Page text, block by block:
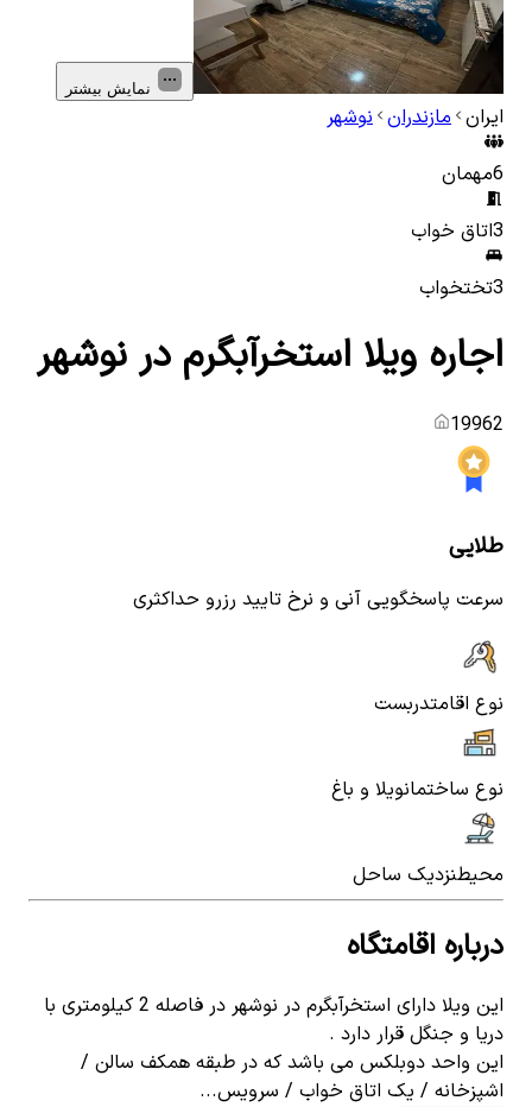
نمایش بیشتر
ایران مازندران نوشهر
6مهمان
3اتاق خواب
3تختخواب
اجاره ویلا استخرآبگرم در نوشهر
19962
طلایی
سرعت پاسخگویی آنی و نرخ تایید رزرو حداکثری
نوع اقامتدربست
نوع ساختمانویلا و باغ
محیطنزدیک ساحل
درباره اقامتگاه
این ویلا دارای استخرآبگرم در نوشهر در فاصله 2 کیلومتری با
دریا و جنگل قرار دارد .
این واحد دوبلکس می باشد که در طبقه همکف سالن /
اشپزخانه / یک اتاق خواب / سرویس...